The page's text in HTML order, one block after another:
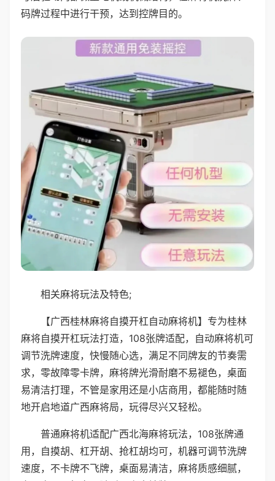
码牌过程中进行干预，达到控牌目的。
相关麻将玩法及特色;
【广西桂林麻将自摸开杠自动麻将机】专为桂林
麻将自摸开杠玩法打造，108张牌适配，自动麻将机可
调节洗牌速度，快慢随心选，满足不同牌友的节奏需
求，零故障零卡牌，麻将牌光滑耐磨不易褪色，桌面
易清洁打理，不管是家用还是小店商用，都能随时随
地开启地道广西麻将局，玩得尽兴又轻松。
普通麻将机适配广西北海麻将玩法，108张牌通
用，自摸胡、杠开胡、抢杠胡均可，机器可调节洗牌
速度，不卡牌不飞牌，桌面易清洁，麻将质感细腻，